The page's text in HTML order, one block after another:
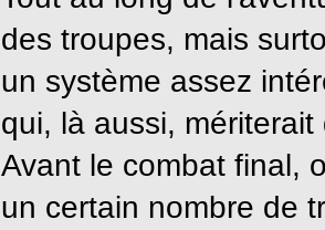
des troupes, mais
un système assez
qui, là aussi,
Avant le combat final,
un certain nombre de